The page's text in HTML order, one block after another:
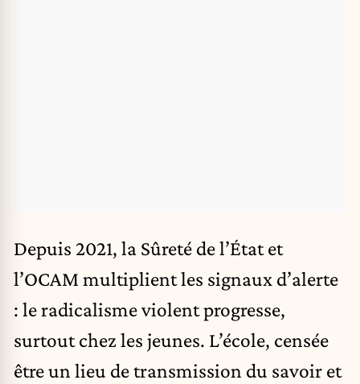
Depuis 2021, la Sûreté de l’État et
l’OCAM multiplient les signaux d’alerte
: le radicalisme violent progresse,
surtout chez les jeunes. L’école, censée
être un lieu de transmission du savoir et